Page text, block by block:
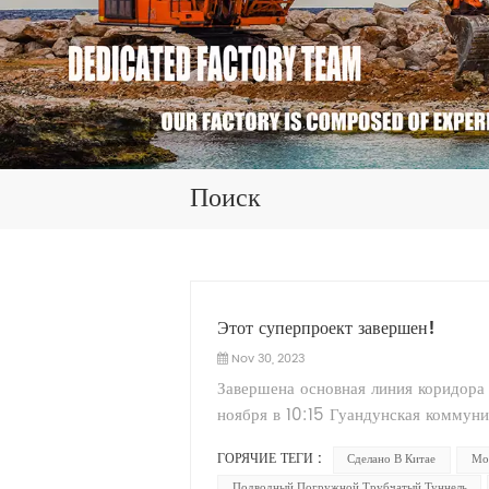
Поиск
Этот суперпроект завершен!
Nov 30, 2023
Завершена основная линия
ноября в 10:15 Гуандунская
Чжуншань — это морской канал,
ГОРЯЧИЕ ТЕГИ : Сделано В Китае